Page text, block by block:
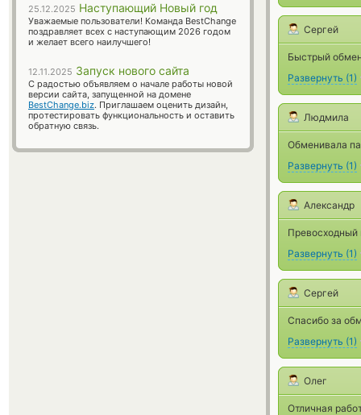
Сергей
Быстрый
Развернуть (1)
Людмила
Обменивала
Развернуть (1)
Александр
Превосходный
Развернуть (1)
Сергей
Спасибо за
Развернуть (1)
Олег
Отличная
25.12.2025 Наступающий Новый год
Уважаемые пользователи! Команда BestChange
поздравляет всех с наступающим 2026 годом
и желает всего наилучшего!
12.11.2025 Запуск нового сайта
С радостью объявляем о начале работы новой
версии сайта, запущенной на домене
BestChange.biz. Приглашаем оценить дизайн,
протестировать функциональность и оставить
обратную связь.